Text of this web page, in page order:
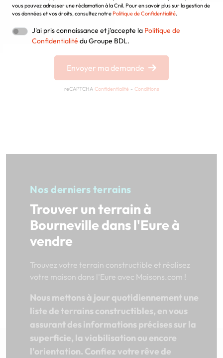
vous pouvez adresser une réclamation à la Cnil. Pour en savoir plus sur la gestion de
vos données et vos droits, consultez notre Politique de Confidentialité.
J'ai pris connaissance et j'accepte la Politique de
Confidentialité du Groupe BDL.
Envoyer ma demande
reCAPTCHA Confidentialité - Conditions
Nos derniers terrains
Trouver un terrain à
Bourneville dans l'Eure à
vendre
Trouvez votre terrain constructible et réalisez
votre maison dans l'Eure avec Maisons.com !
Nous mettons à jour quotidiennement une
liste de terrains constructibles, en vous
assurant des informations précises sur la
superficie, la viabilisation ou encore
l'orientation. Confiez votre rêve de